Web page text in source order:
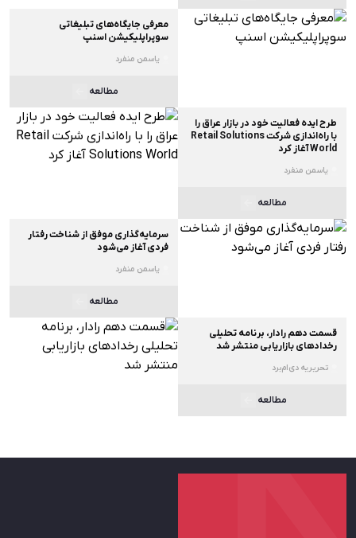
معرفی جایگاه‌های تبلیغاتی
سوپراپلیکیشن اسنپ
یاسمن منفرد
مطالعه
طرح ایده فعالیت خود در بازار عراق را
با راه‌اندازی شرکت Retail Solutions
World آغاز کرد
یاسمن منفرد
مطالعه
سرمایه‌گذاری موفق از شناخت رفتار
فردی آغاز می‌شود
یاسمن منفرد
مطالعه
قسمت دهم رادار، برنامه تحلیلی
رخدادهای بازاریابی منتشر شد
تحریریه دی‌ام‌برد
مطالعه